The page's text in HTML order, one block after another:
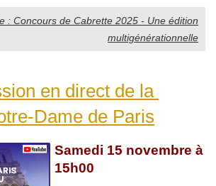
: Concours de Cabrette 2025 - Une édition
multigénérationnelle
en direct de la
Dame de Paris
Samedi 15 novembre à
15h00